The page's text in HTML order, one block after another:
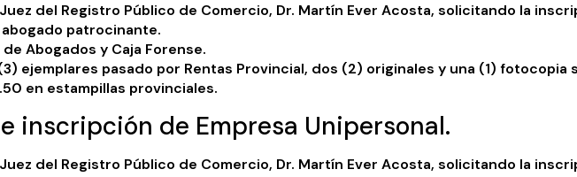
del Registro Público de Comercio, Dr. Martín Ever Acosta, solicitando la
patrocinante.
Abogados y Caja Forense.
ejemplares pasado por Rentas Provincial, dos (2) originales y una (1) fotocopia
en estampillas provinciales.
inscripción de Empresa Unipersonal.
del Registro Público de Comercio, Dr. Martín Ever Acosta, solicitando la